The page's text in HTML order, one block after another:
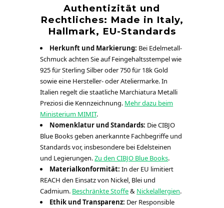
Authentizität und
Rechtliches: Made in Italy,
Hallmark, EU-Standards
Herkunft und Markierung: Bei Edelmetall-
Schmuck achten Sie auf Feingehaltsstempel wie
925 für Sterling Silber oder 750 für 18k Gold
sowie eine Hersteller- oder Ateliermarke. In
Italien regelt die staatliche Marchiatura Metalli
Preziosi die Kennzeichnung. Mehr dazu beim
Ministerium MIMIT.
Nomenklatur und Standards: Die CIBJO
Blue Books geben anerkannte Fachbegriffe und
Standards vor, insbesondere bei Edelsteinen
und Legierungen.Zu den CIBJO Blue Books.
Materialkonformität: In der EU limitiert
REACH den Einsatz von Nickel, Blei und
Cadmium. Beschränkte Stoffe& Nickelallergien.
Ethik und Transparenz: Der Responsible